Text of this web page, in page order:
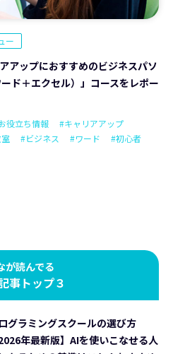
ー
アップにおすすめのビジネスパソ
ド＋エクセル）」コースをレポー
役立ち情報
#キャリアアップ
#ビジネス #ワード #初心者
が読んでる
事トップ３
グラミングスクールの選び方
2026年最新版】AIを使いこなせる人